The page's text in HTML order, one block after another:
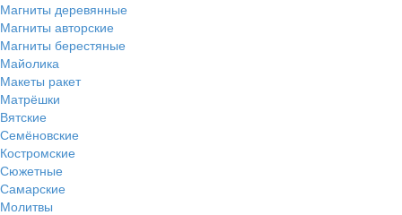
Магниты деревянные
Магниты авторские
Магниты берестяные
Майолика
Макеты ракет
Матрёшки
Вятские
Семёновские
Костромские
Сюжетные
Самарские
Молитвы